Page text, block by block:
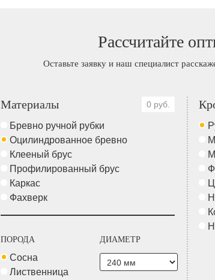
Рассчитайте
Оставьте заявку и наш специалист
Материалы 0 руб.
Бревно ручной рубки
Оцилиндрованное бревно
Клееный брус
Профилированный брус
Каркас
Фахверк
ПОРОДА
Сосна
Лиственница
ДИАМЕТР